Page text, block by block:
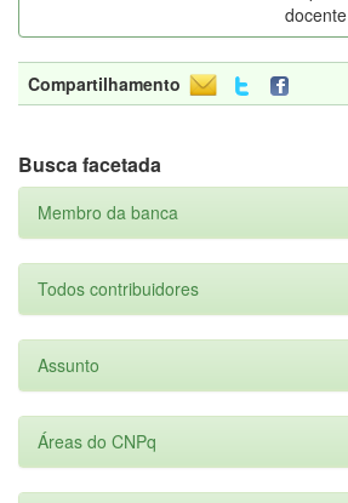
docente
Compartilhamento
Busca facetada
Membro da banca
Todos contribuidores
Assunto
Áreas do CNPq